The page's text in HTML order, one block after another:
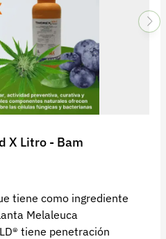
X Litro - Bam
tiene como ingrediente
Melaleuca
tiene penetración
reservados